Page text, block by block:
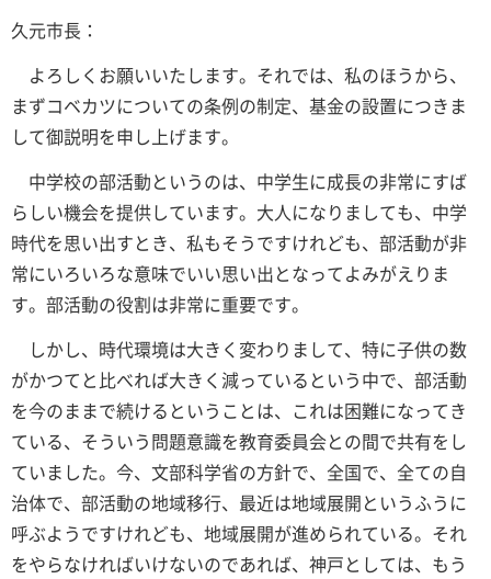
久元市長：
よろしくお願いいたします。それでは、私のほうから、
まずコベカツについての条例の制定、基金の設置につきま
して御説明を申し上げます。
中学校の部活動というのは、中学生に成長の非常にすば
らしい機会を提供しています。大人になりましても、中学
時代を思い出すとき、私もそうですけれども、部活動が非
常にいろいろな意味でいい思い出となってよみがえりま
す。部活動の役割は非常に重要です。
しかし、時代環境は大きく変わりまして、特に子供の数
がかつてと比べれば大きく減っているという中で、部活動
を今のままで続けるということは、これは困難になってき
ている、そういう問題意識を教育委員会との間で共有をし
ていました。今、文部科学省の方針で、全国で、全ての自
治体で、部活動の地域移行、最近は地域展開というふうに
呼ぶようですけれども、地域展開が進められている。それ
をやらなければいけないのであれば、神戸としては、もう